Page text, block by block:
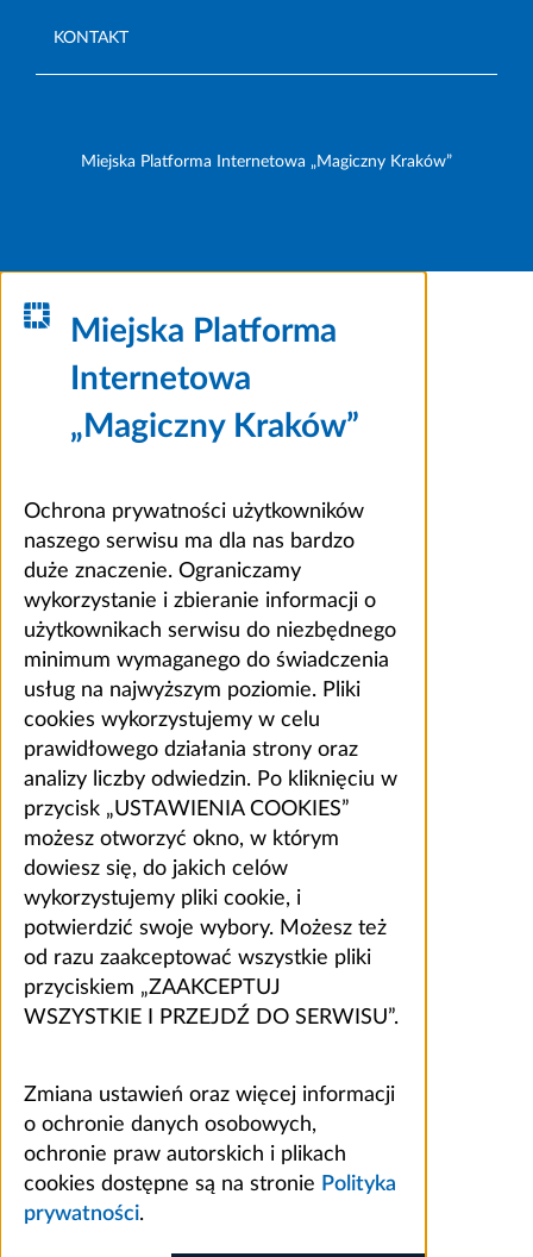
KONTAKT
Miejska Platforma Internetowa „Magiczny Kraków”
Miejska Platforma
Internetowa
„Magiczny Kraków”
Ochrona prywatności użytkowników
naszego serwisu ma dla nas bardzo
duże znaczenie. Ograniczamy
wykorzystanie i zbieranie informacji o
użytkownikach serwisu do niezbędnego
minimum wymaganego do świadczenia
usług na najwyższym poziomie. Pliki
cookies wykorzystujemy w celu
prawidłowego działania strony oraz
analizy liczby odwiedzin. Po kliknięciu w
przycisk „USTAWIENIA COOKIES”
możesz otworzyć okno, w którym
dowiesz się, do jakich celów
wykorzystujemy pliki cookie, i
potwierdzić swoje wybory. Możesz też
od razu zaakceptować wszystkie pliki
przyciskiem „ZAAKCEPTUJ
WSZYSTKIE I PRZEJDŹ DO SERWISU”.
Zmiana ustawień oraz więcej informacji
o ochronie danych osobowych,
ochronie praw autorskich i plikach
cookies dostępne są na stronie Polityka
prywatności.